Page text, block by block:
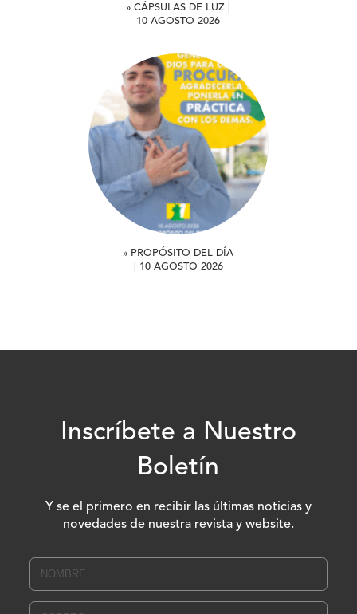
» CÁPSULAS DE LUZ |
10 AGOSTO 2026
» PROPÓSITO DEL DÍA
| 10 AGOSTO 2026
Inscríbete a Nuestro
Boletín
Y se el primero en recibir las últimas noticias y
novedades de nuestra revista y website.